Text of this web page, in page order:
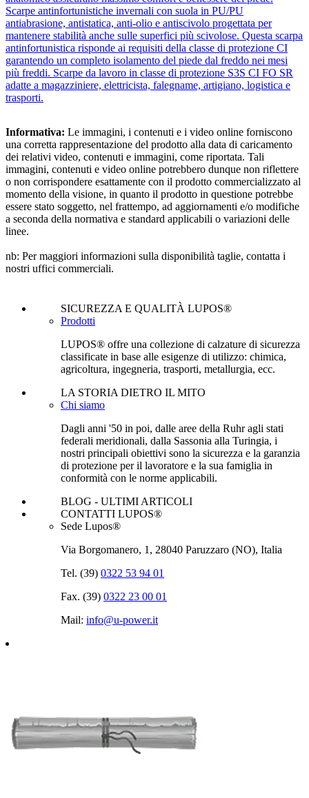
Scarpe antinfortunistiche invernali con suola in PU/PU
antiabrasione, antistatica, anti-olio e antiscivolo progettata per
mantenere stabilità anche sulle superfici più scivolose. Questa scarpa
antinfortunistica risponde ai requisiti della classe di protezione CI
garantendo un completo isolamento del piede dal freddo nei mesi
più freddi. Scarpe da lavoro in classe di protezione S3S CI FO SR
adatte a magazziniere, elettricista, falegname, artigiano, logistica e
trasporti.
Informativa: Le immagini, i contenuti e i video online forniscono
una corretta rappresentazione del prodotto alla data di caricamento
dei relativi video, contenuti e immagini, come riportata. Tali
immagini, contenuti e video online potrebbero dunque non riflettere
o non corrispondere esattamente con il prodotto commercializzato al
momento della visione, in quanto il prodotto in questione potrebbe
essere stato soggetto, nel frattempo, ad aggiornamenti e/o modifiche
a seconda della normativa e standard applicabili o variazioni delle
linee.
nb: Per maggiori informazioni sulla disponibilità taglie, contatta i
nostri uffici commerciali.
SICUREZZA E QUALITÀ LUPOS®
Prodotti
LUPOS® offre una collezione di calzature di sicurezza
classificate in base alle esigenze di utilizzo: chimica,
agricoltura, ingegneria, trasporti, metallurgia, ecc.
LA STORIA DIETRO IL MITO
Chi siamo
Dagli anni '50 in poi, dalle aree della Ruhr agli stati
federali meridionali, dalla Sassonia alla Turingia, i
nostri principali obiettivi sono la sicurezza e la garanzia
di protezione per il lavoratore e la sua famiglia in
conformità con le norme applicabili.
BLOG - ULTIMI ARTICOLI
CONTATTI LUPOS®
Sede Lupos®
Via Borgomanero, 1, 28040 Paruzzaro (NO), Italia
Tel. (39) 0322 53 94 01
Fax. (39) 0322 23 00 01
Mail: info@u‑power.it